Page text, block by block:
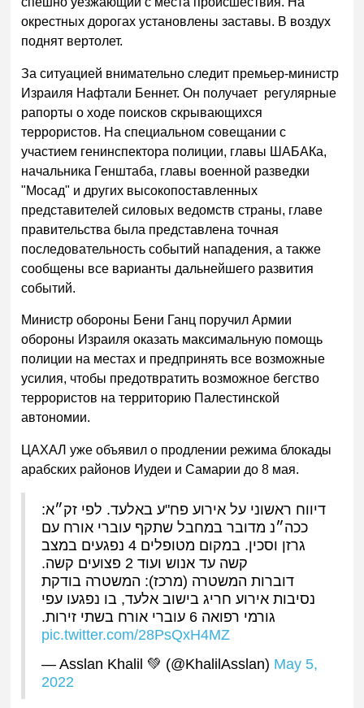
окрестных дорогах установлены заставы. В воздух
поднят вертолет.
За ситуацией внимательно следит премьер-министр
Израиля Нафтали Беннет. Он получает регулярные
рапорты о ходе поисков скрывающихся
террористов. На специальном совещании с
участием генинспектора полиции, главы ШАБАКа,
начальника Генштаба, главы военной разведки
"Мосад" и других высокопоставленных
представителей силовых ведомств страны, главе
правительства была представлена ​​точная
последовательность событий нападения, а также
сообщены все варианты дальнейшего развития
событий.
Министр обороны Бени Ганц поручил Армии
обороны Израиля оказать максимальную помощь
полиции на местах и предпринять все возможные
усилия, чтобы предотвратить возможное бегство
террористов на территорию Палестинской
автономии.
ЦАХАЛ уже объявил о продлении режима блокады
арабских районов Иудеи и Самарии до 8 мая.
דיווח ראשוני על אירוע פח"ע באלעד. לפי זק״א:
ככה״נ מדובר במחבל שתקף עוברי אורח עם
גרזן וסכין. במקום מטופלים 4 נפגעים במצב
קשה עד אנוש ועוד 2 פצועים קשה.
דוברות המשטרה (מרכז): המשטרה בודקת
נסיבות אירוע חריג בישוב אלעד, בו נפגעו עפי
גורמי רפואה 6 עוברי אורח בשתי זירות.
pic.twitter.com/28PsQxH4MZ
— Asslan Khalil 💚 (@KhalilAsslan) May 5,
2022